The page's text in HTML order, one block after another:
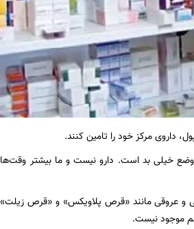
وضع خیلی بد است. دارو نیست و ما بیشتر وقت‌ها
و عروقی مانند «قرص پلاویکس» و «قرص زیلت»
موجود نیست.